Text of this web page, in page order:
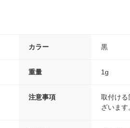
カラー 黒
重量 1g
注意事項
取付ける
ざいます